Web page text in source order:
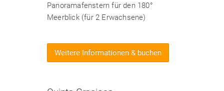
Panoramafenstern für den 180°
Meerblick (für 2 Erwachsene)
Weitere Informationen & buchen